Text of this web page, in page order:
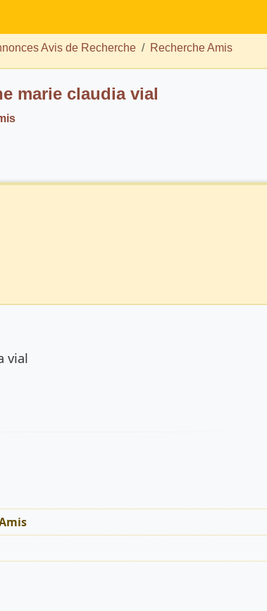
Avis de Recherche Recherche Amis
marie claudia vial
vial